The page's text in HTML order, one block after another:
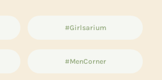
#Girlsarium
#MenCorner